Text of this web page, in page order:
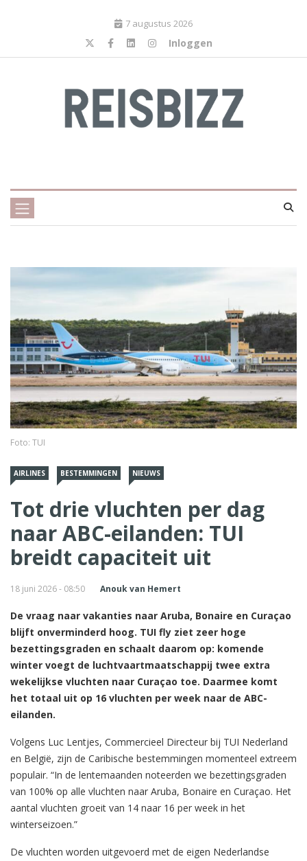
7 augustus 2026
Inloggen
Foto: TUI
AIRLINES BESTEMMINGEN NIEUWS
Tot drie vluchten per dag
naar ABC-eilanden: TUI
breidt capaciteit uit
18 juni 2026 - 08:50 Anouk van Hemert
De vraag naar vakanties naar Aruba, Bonaire en Curaçao
blijft onverminderd hoog. TUI fly ziet zeer hoge
bezettingsgraden en schaalt daarom op: komende
winter voegt de luchtvaartmaatschappij twee extra
wekelijkse vluchten naar Curaçao toe. Daarmee komt
het totaal uit op 16 vluchten per week naar de ABC-
eilanden.
Volgens Luc Lentjes, Commercieel Directeur bij TUI Nederland
en België, zijn de Caribische bestemmingen momenteel extreem
populair. “In de lentemaanden noteerden we bezettingsgraden
van 100% op alle vluchten naar Aruba, Bonaire en Curaçao. Het
aantal vluchten groeit van 14 naar 16 per week in het
winterseizoen.”
De vluchten worden uitgevoerd met de eigen Nederlandse